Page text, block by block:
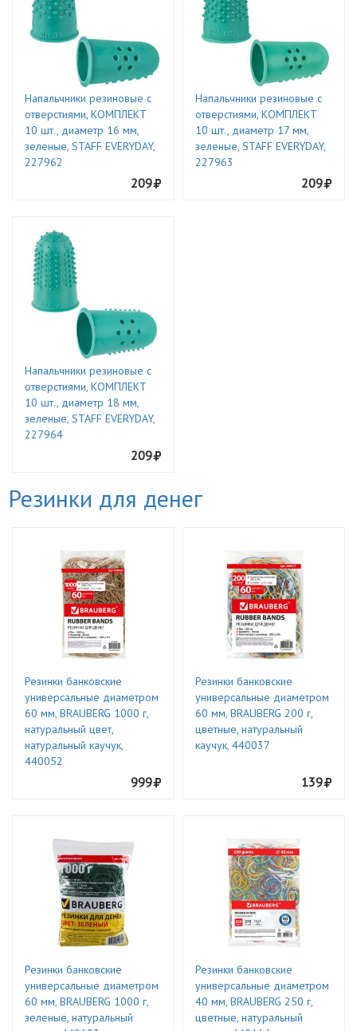
Напальчники резиновые с
отверстиями, КОМПЛЕКТ
10 шт., диаметр 16 мм,
зеленые, STAFF EVERYDAY,
227962
209
Напальчники резиновые с
отверстиями, КОМПЛЕКТ
10 шт., диаметр 17 мм,
зеленые, STAFF EVERYDAY,
227963
209
Напальчники резиновые с
отверстиями, КОМПЛЕКТ
10 шт., диаметр 18 мм,
зеленые, STAFF EVERYDAY,
227964
209
Резинки для денег
Резинки банковские
универсальные диаметром
60 мм, BRAUBERG 1000 г,
натуральный цвет,
натуральный каучук,
440052
999
Резинки банковские
универсальные диаметром
60 мм, BRAUBERG 200 г,
цветные, натуральный
каучук, 440037
139
Резинки банковские
универсальные диаметром
60 мм, BRAUBERG 1000 г,
зеленые, натуральный
Резинки банковские
универсальные диаметром
40 мм, BRAUBERG 250 г,
цветные, натуральный